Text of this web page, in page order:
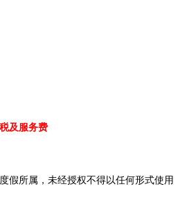
及服务费
假所属，未经授权不得以任何形式使用